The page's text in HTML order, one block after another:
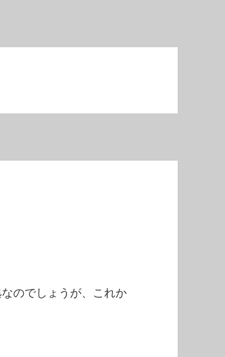
のでしょうが、これか